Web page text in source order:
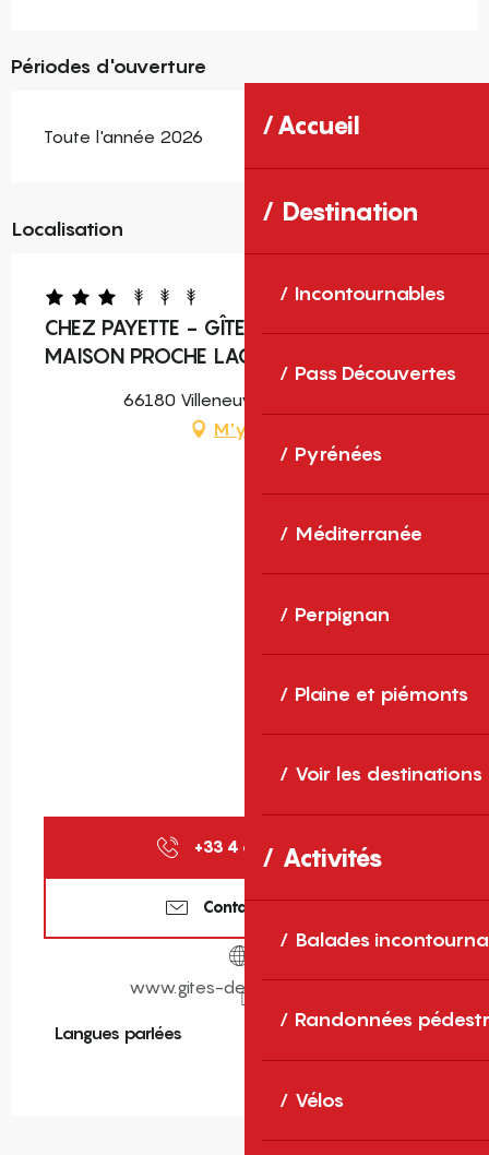
Accueil
Destination
Incontournables
Pass Découvertes
Pyrénées
Méditerranée
Perpignan
Plaine et piémonts
Voir les destinations
Activités
Balades
Randonnées
Vélos
Périodes d'ouverture
Toute l'année 2026
Localisation
CHEZ PAYETTE - GÎTE 1ER ÉTAGE D’UNE
MAISON PROCHE LAC ET PLAGES
66180 Villeneuve-de-la-Raho
M'y rendre
+33 4 68 11 40 ▒▒
Contactez-nous
www.gites-de-france-sud.fr
Langues parlées
Langues parlées